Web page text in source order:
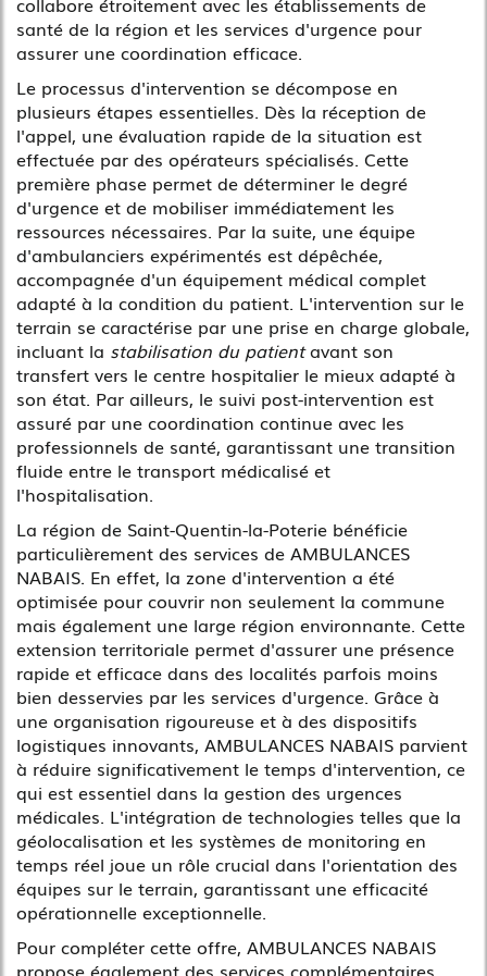
santé de la région et les services d'urgence pour
assurer une coordination efficace.
Le processus d'intervention se décompose en
plusieurs étapes essentielles. Dès la réception de
l'appel, une évaluation rapide de la situation est
effectuée par des opérateurs spécialisés. Cette
première phase permet de déterminer le degré
d'urgence et de mobiliser immédiatement les
ressources nécessaires. Par la suite, une équipe
d'ambulanciers expérimentés est dépêchée,
accompagnée d'un équipement médical complet
adapté à la condition du patient. L'intervention sur le
terrain se caractérise par une prise en charge globale,
incluant la stabilisation du patientavant son
transfert vers le centre hospitalier le mieux adapté à
son état. Par ailleurs, le suivi post-intervention est
assuré par une coordination continue avec les
professionnels de santé, garantissant une transition
fluide entre le transport médicalisé et
l'hospitalisation.
La région de Saint-Quentin-la-Poterie bénéficie
particulièrement des services de AMBULANCES
NABAIS. En effet, la zone d'intervention a été
optimisée pour couvrir non seulement la commune
mais également une large région environnante. Cette
extension territoriale permet d'assurer une présence
rapide et efficace dans des localités parfois moins
bien desservies par les services d'urgence. Grâce à
une organisation rigoureuse et à des dispositifs
logistiques innovants, AMBULANCES NABAIS parvient
à réduire significativement le temps d'intervention, ce
qui est essentiel dans la gestion des urgences
médicales. L'intégration de technologies telles que la
géolocalisation et les systèmes de monitoring en
temps réel joue un rôle crucial dans l'orientation des
équipes sur le terrain, garantissant une efficacité
opérationnelle exceptionnelle.
Pour compléter cette offre, AMBULANCES NABAIS